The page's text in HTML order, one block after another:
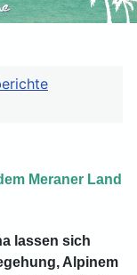
Meraner Land
lassen sich
Alpinem